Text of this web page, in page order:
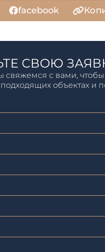
facebook
СВОЮ
с вами, чтобы
объектах и